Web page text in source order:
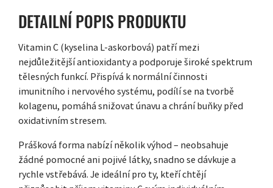
DETAILNÍ POPIS PRODUKTU
Vitamin C (kyselina L-askorbová) patří mezi
nejdůležitější antioxidanty a podporuje široké spektrum
tělesných funkcí. Přispívá k normální činnosti
imunitního i nervového systému, podílí se na tvorbě
kolagenu, pomáhá snižovat únavu a chrání buňky před
oxidativním stresem.
Prášková forma nabízí několik výhod – neobsahuje
žádné pomocné ani pojivé látky, snadno se dávkuje a
rychle vstřebává. Je ideální pro ty, kteří chtějí